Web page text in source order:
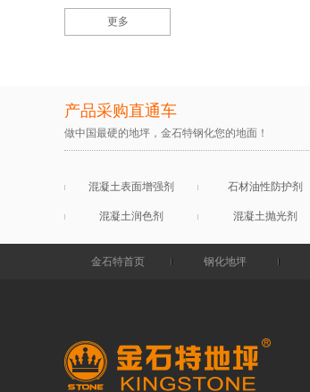
更多
产品采购直通车
做中国最硬的地坪，金石特钢化您的地面！
混凝土表面增强剂 石材油性防护剂
混凝土润色剂 混凝土抛光剂
金石特首页 钢化地坪